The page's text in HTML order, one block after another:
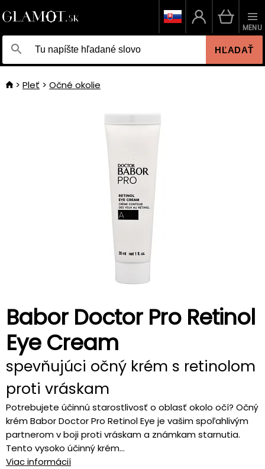
HĽADAŤ
MENU
Pleť Očné okolie
Babor Doctor Pro Retinol
Eye Cream
spevňujúci očný krém s retinolom
proti vráskam
Potrebujete účinnú starostlivosť o oblasť okolo očí? Očný
krém Babor Doctor Pro Retinol Eye je vašim spoľahlivým
partnerom v boji proti vráskam a známkam starnutia.
Tento vysoko účinný krém...
Viac informácií